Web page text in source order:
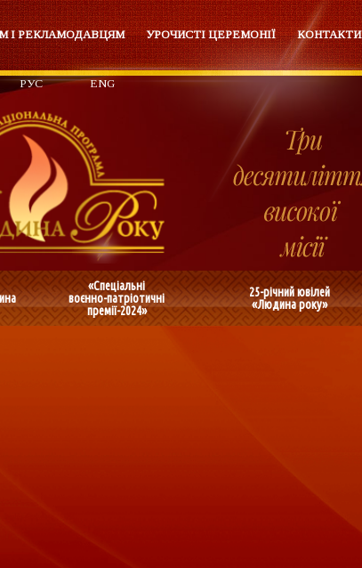
І РЕКЛАМОДАВЦЯМ УРОЧИСТІ ЦЕРЕМОНІЇ КОНТАКТИ
РУС ENG
«Спеціальні
воєнно-патріотичні
премії-2024»
25-річний ювілей
«Людина року»